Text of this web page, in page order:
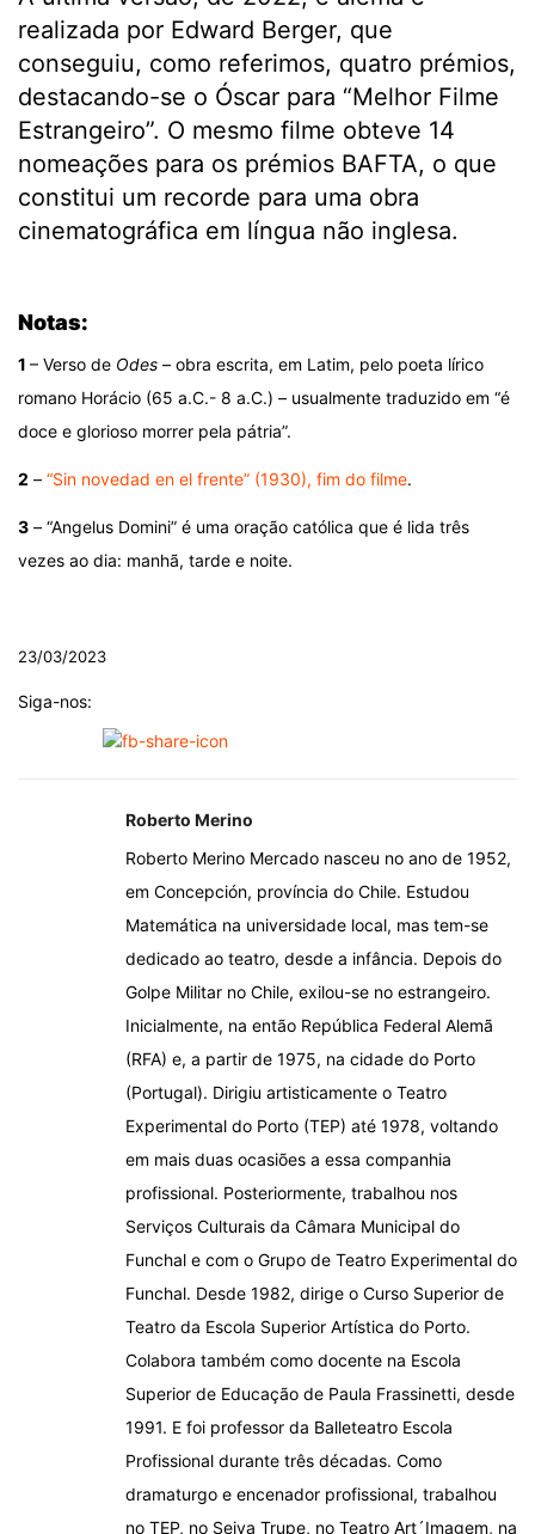
realizada por Edward Berger, que
conseguiu, como referimos, quatro prémios,
destacando-se o Óscar para “Melhor Filme
Estrangeiro”. O mesmo filme obteve 14
nomeações para os prémios BAFTA, o que
constitui um recorde para uma obra
cinematográfica em língua não inglesa.
Notas:
1 – Verso de Odes – obra escrita, em Latim, pelo poeta lírico
romano Horácio (65 a.C.- 8 a.C.) – usualmente traduzido em “é
doce e glorioso morrer pela pátria”.
2 – “Sin novedad en el frente” (1930), fim do filme.
3 – “Angelus Domini” é uma oração católica que é lida três
vezes ao dia: manhã, tarde e noite.
23/03/2023
Siga-nos:
Roberto Merino
Roberto Merino Mercado nasceu no ano de 1952,
em Concepción, província do Chile. Estudou
Matemática na universidade local, mas tem-se
dedicado ao teatro, desde a infância. Depois do
Golpe Militar no Chile, exilou-se no estrangeiro.
Inicialmente, na então República Federal Alemã
(RFA) e, a partir de 1975, na cidade do Porto
(Portugal). Dirigiu artisticamente o Teatro
Experimental do Porto (TEP) até 1978, voltando
em mais duas ocasiões a essa companhia
profissional. Posteriormente, trabalhou nos
Serviços Culturais da Câmara Municipal do
Funchal e com o Grupo de Teatro Experimental do
Funchal. Desde 1982, dirige o Curso Superior de
Teatro da Escola Superior Artística do Porto.
Colabora também como docente na Escola
Superior de Educação de Paula Frassinetti, desde
1991. E foi professor da Balleteatro Escola
Profissional durante três décadas. Como
dramaturgo e encenador profissional, trabalhou
no TEP, no Seiva Trupe, no Teatro Art´Imagem, na